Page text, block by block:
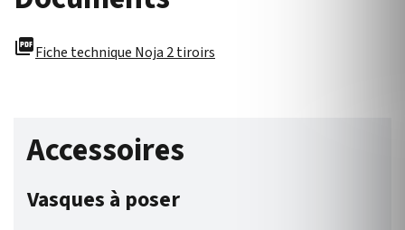
picture_as_pdfFiche technique Noja 2 tiroirs
Accessoires
Vasques à poser